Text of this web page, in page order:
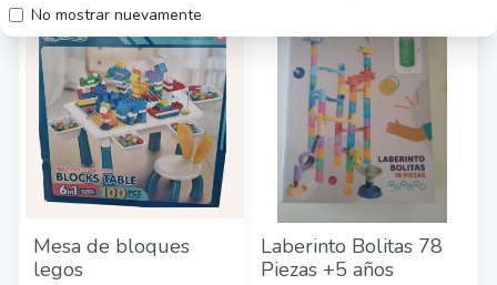
No mostrar nuevamente
57
Mesa de bloques
legos
Laberinto Bolitas 78
Piezas +5 años